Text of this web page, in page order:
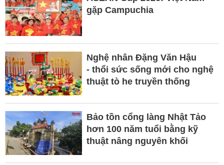
gặp Campuchia
Nghệ nhân Đặng Văn Hậu
- thổi sức sống mới cho nghệ
thuật tò he truyền thống
Bảo tồn cổng làng Nhật Tảo
hơn 100 năm tuổi bằng kỹ
thuật nâng nguyên khối